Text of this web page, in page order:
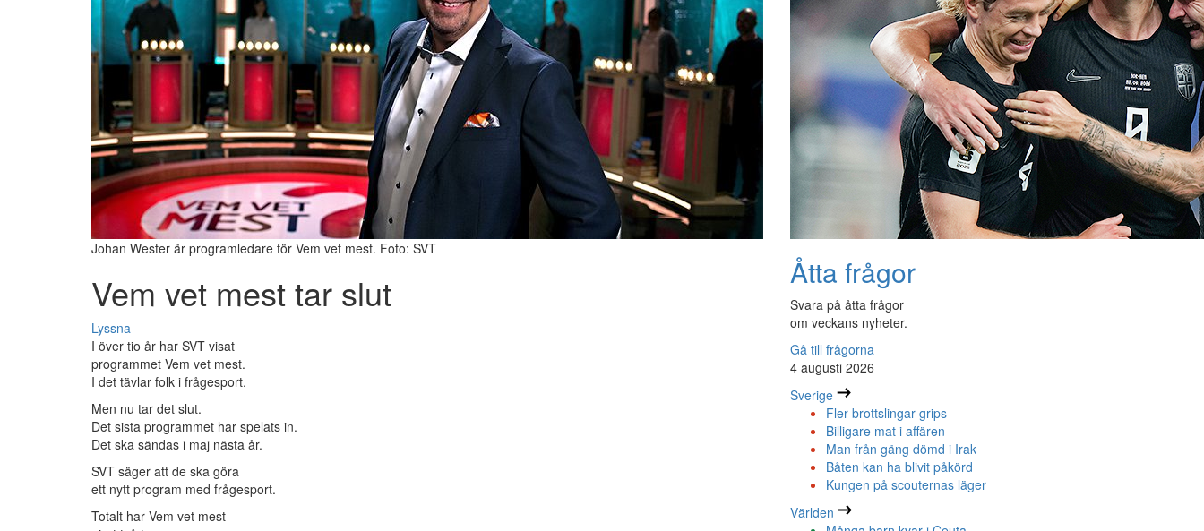
Johan Wester är programledare för Vem vet mest. Foto: SVT
Vem vet mest tar slut
Lyssna
I över tio år har SVT visat
programmet Vem vet mest.
I det tävlar folk i frågesport.
Men nu tar det slut.
Det sista programmet har spelats in.
Det ska sändas i maj nästa år.
SVT säger att de ska göra
ett nytt program med frågesport.
Totalt har Vem vet mest
Åtta frågor
Svara på åtta frågor
om veckans nyheter.
Gå till frågorna
4 augusti 2026
Sverige
Fler brottslingar grips
Billigare mat i affären
Man från gäng dömd i Irak
Båten kan ha blivit påkörd
Kungen på scouternas läger
Världen